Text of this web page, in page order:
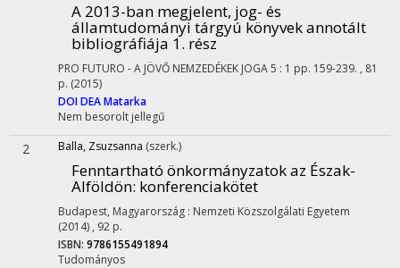
A 2013-ban megjelent, jog- és
államtudományi tárgyú könyvek annotált
bibliográfiája 1. rész
PRO FUTURO - A JÖVŐ NEMZEDÉKEK JOGA5 : 1 pp. 159-239. , 81
p. (2015)
DOIDEAMatarka
Nem besorolt jellegű
2 Balla, Zsuzsanna (szerk.)
Fenntartható önkormányzatok az Észak-
Alföldön: konferenciakötet
Budapest, Magyarország : Nemzeti Közszolgálati Egyetem
(2014) , 92 p.
ISBN: 9786155491894
Tudományos